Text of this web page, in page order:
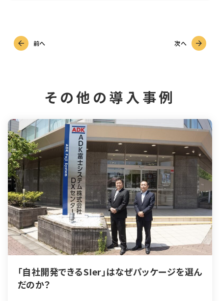
前へ 次へ
その他の導入事例
「自社開発できるSIer」はなぜパッケージを選ん
だのか？